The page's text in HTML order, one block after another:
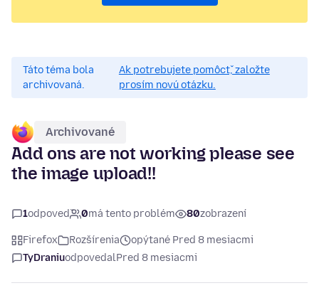
Táto téma bola
archivovaná.
Ak potrebujete pomôcť, založte
prosím novú otázku.
Archivované
Add ons are not working please see
the image upload!!
1odpoveď 0má tento problém 80zobrazení
Firefox Rozšírenia
opýtané Pred 8 mesiacmi
TyDraniuodpovedalPred 8 mesiacmi